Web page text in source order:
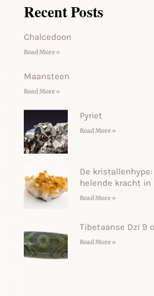
Recent Posts
Chalcedoon
Read More »
Maansteen
Read More »
Pyriet
Read More »
De
helende kracht
Read More »
Tibetaanse Dzi 9
Read More »